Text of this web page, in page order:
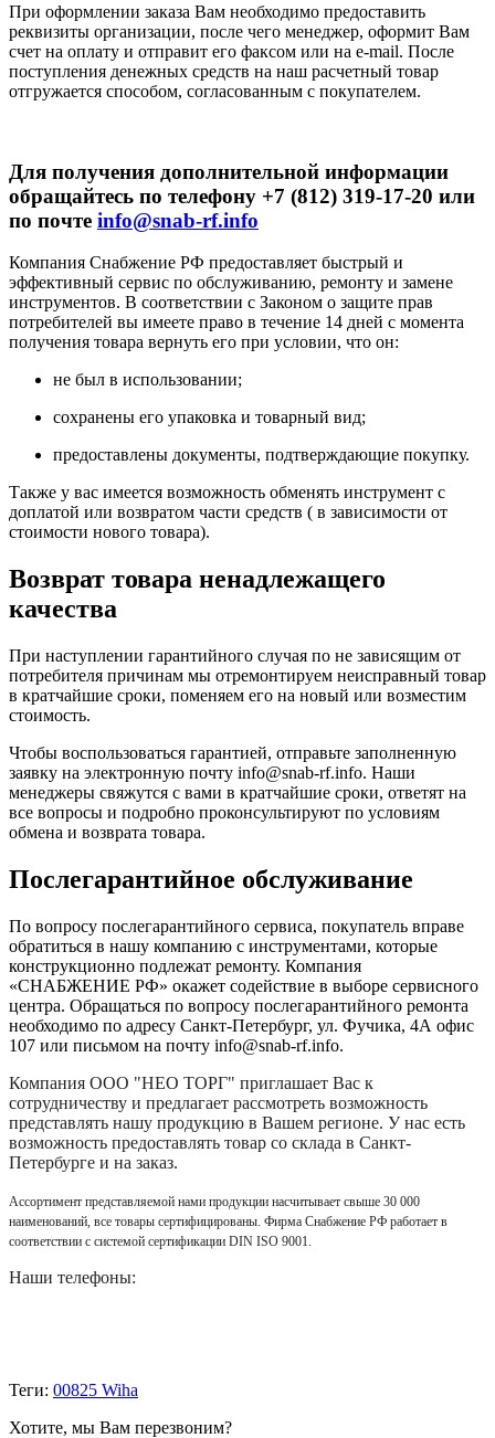
При оформлении заказа Вам необходимо предоставить
реквизиты организации, после чего менеджер, оформит Вам
счет на оплату и отправит его факсом или на e-mail. После
поступления денежных средств на наш расчетный товар
отгружается способом, согласованным с покупателем.
Для получения дополнительной информации
обращайтесь по телефону +7 (812) 319-17-20 или
по почте info@snab-rf.info
Компания Снабжение РФ предоставляет быстрый и
эффективный сервис по обслуживанию, ремонту и замене
инструментов. В соответствии с Законом о защите прав
потребителей вы имеете право в течение 14 дней с момента
получения товара вернуть его при условии, что он:
не был в использовании;
сохранены его упаковка и товарный вид;
предоставлены документы, подтверждающие покупку.
Также у вас имеется возможность обменять инструмент с
доплатой или возвратом части средств ( в зависимости от
стоимости нового товара).
Возврат товара ненадлежащего
качества
При наступлении гарантийного случая по не зависящим от
потребителя причинам мы отремонтируем неисправный товар
в кратчайшие сроки, поменяем его на новый или возместим
стоимость.
Чтобы воспользоваться гарантией, отправьте заполненную
заявку на электронную почту info@snab-rf.info. Наши
менеджеры свяжутся с вами в кратчайшие сроки, ответят на
все вопросы и подробно проконсультируют по условиям
обмена и возврата товара.
Послегарантийное обслуживание
По вопросу послегарантийного сервиса, покупатель вправе
обратиться в нашу компанию с инструментами, которые
конструкционно подлежат ремонту. Компания
«СНАБЖЕНИЕ РФ» окажет содействие в выборе сервисного
центра. Обращаться по вопросу послегарантийного ремонта
необходимо по адресу Санкт-Петербург, ул. Фучика, 4А офис
107 или письмом на почту info@snab-rf.info.
Компания ООО "НЕО ТОРГ" приглашает Вас к
сотрудничеству и предлагает рассмотреть возможность
представлять нашу продукцию в Вашем регионе. У нас есть
возможность предоставлять товар со склада в Санкт-
Петербурге и на заказ.
Ассортимент представляемой нами продукции насчитывает свыше 30 000
наименований, все товары сертифицированы. Фирма Снабжение РФ работает в
соответствии с системой сертификации DIN ISO 9001.
Наши телефоны:
Теги: 00825 Wiha
Хотите, мы Вам перезвоним?